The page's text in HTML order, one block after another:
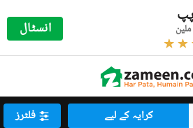
انسٹال
کرایہ کے لیے فلٹرز